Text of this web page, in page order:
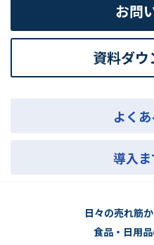
お問
資料ダウ
よく
導入
日々の売れ筋
食品・日用